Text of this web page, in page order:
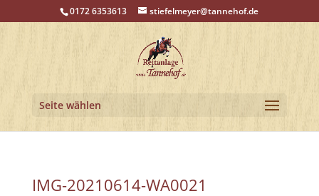
0172 6353613 stiefelmeyer@tannehof.de
Seite wählen
IMG-20210614-WA0021